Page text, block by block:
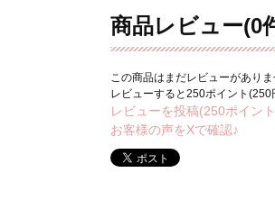
商品レビュー(0
この商品はまだレビューがありま
レビューすると250ポイント
レビューを投稿(250ポイン
お客様の声をXで確認♪